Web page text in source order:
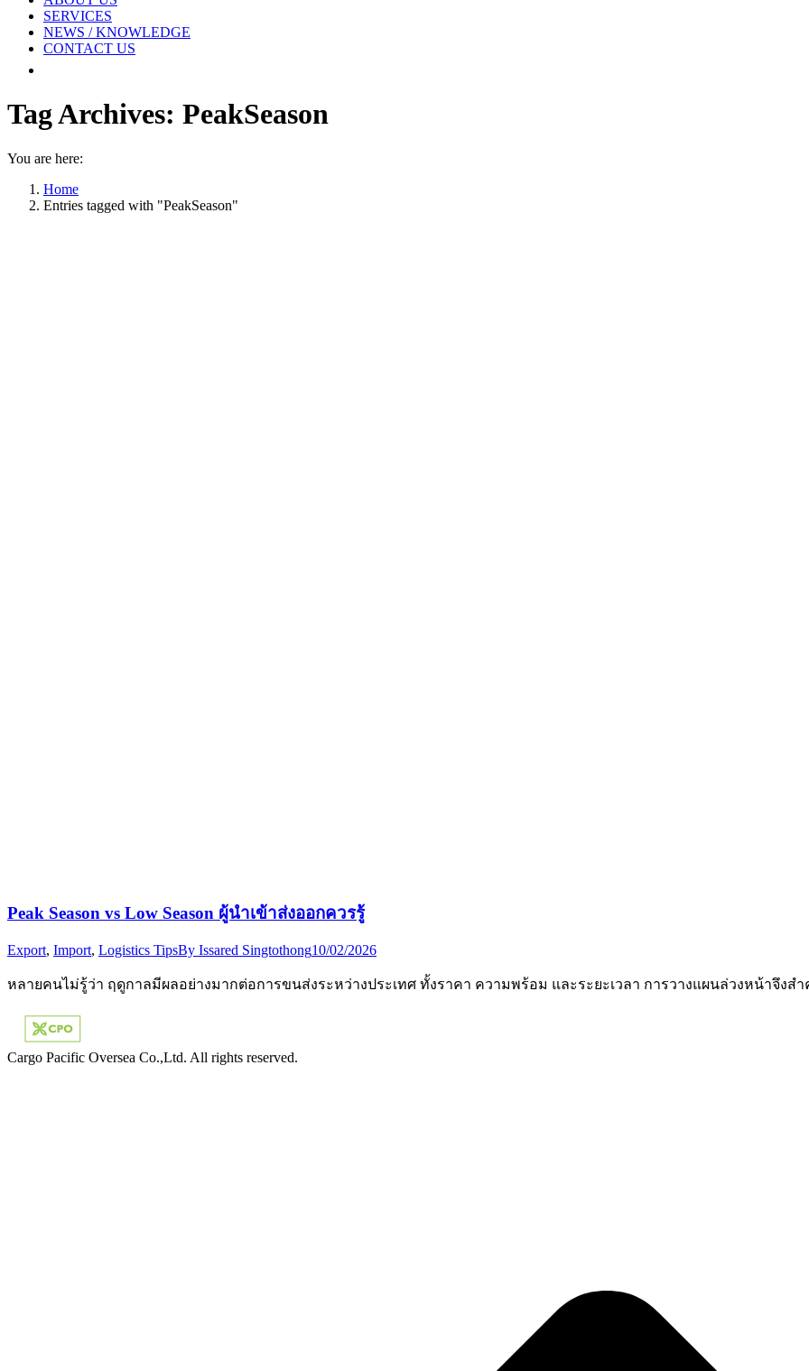
SERVICES
NEWS / KNOWLEDGE
CONTACT US
Tag Archives: PeakSeason
You are here:
Home
Entries tagged with "PeakSeason"
Peak Season vs Low Season ผู้นำเข้าส่งออกควรรู้
Export, Import, Logistics TipsBy Issared Singtothong10/02/2026
หลายคนไม่รู้ว่า ฤดูกาลมีผลอย่างมากต่อการขนส่งระหว่างประเทศ ทั้งราคา ความพร้อม และระยะเวลา การวางแผนล่วงหน้าจึงส
Cargo Pacific Oversea Co.,Ltd. All rights reserved.